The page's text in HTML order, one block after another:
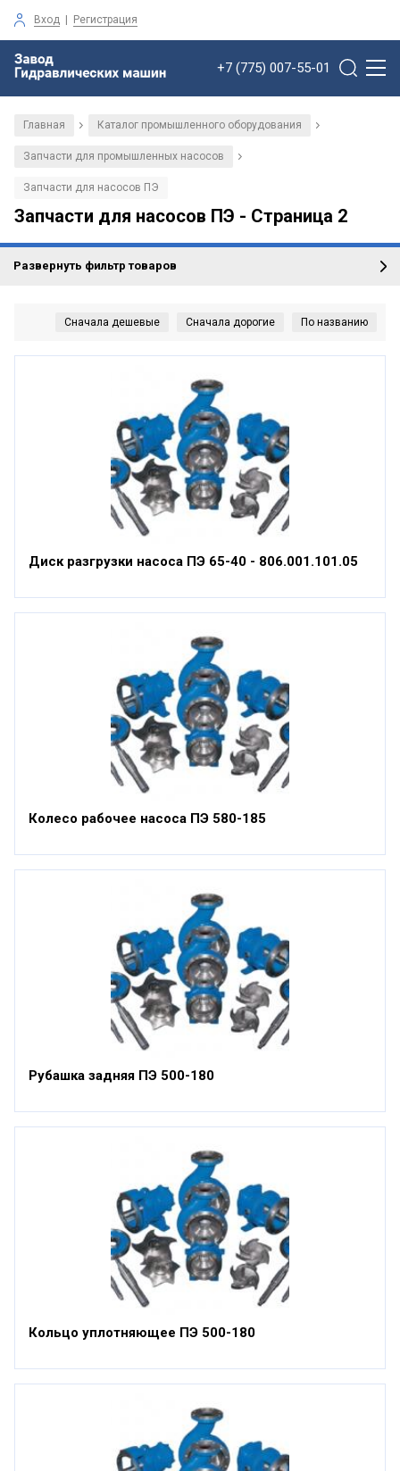
Вход | Регистрация
+7 (775) 007-55-01
Главная / Каталог промышленного оборудования /
Запчасти для промышленных насосов /
Запчасти для насосов ПЭ
Запчасти для насосов ПЭ - Страница 2
Развернуть фильтр товаров
Диск разгрузки насоса ПЭ 65-40 - 806.001.101.05
Колесо рабочее насоса ПЭ 580-185
Рубашка задняя ПЭ 500-180
Кольцо уплотняющее ПЭ 500-180